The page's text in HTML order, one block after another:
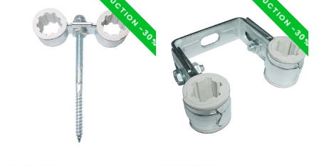
RÉDUCTION -30% RÉDUCTION -30%